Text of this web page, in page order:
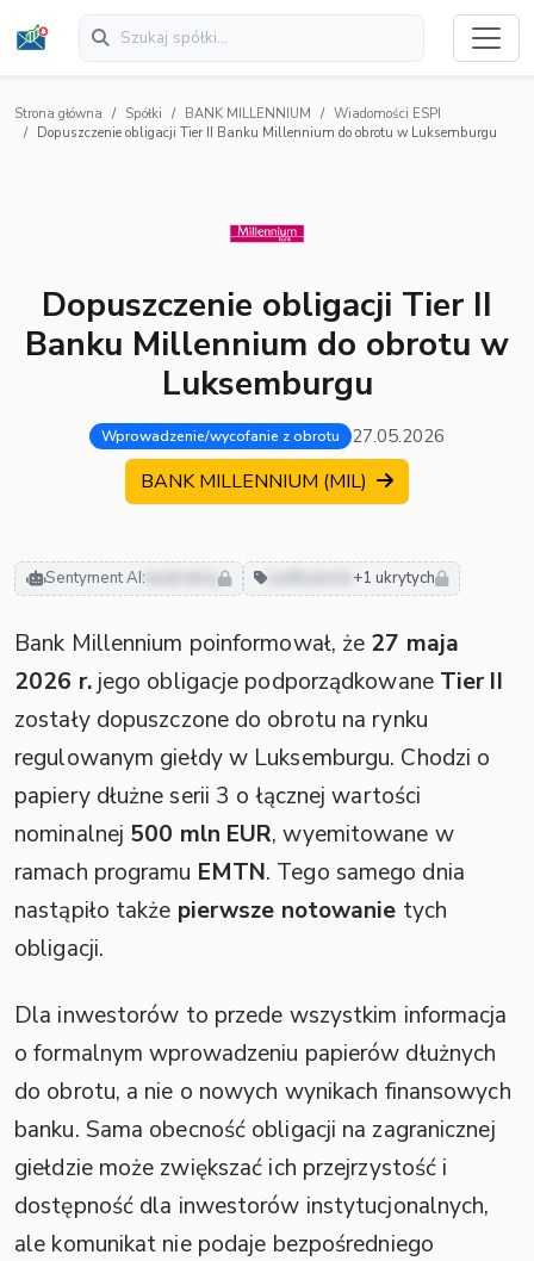
Strona główna Spółki BANK MILLENNIUM
Wiadomości ESPI
Dopuszczenie obligacji Tier II Banku Millennium do obrotu w Luksemburgu
Dopuszczenie obligacji Tier II
Banku Millennium do obrotu w
Luksemburgu
Wprowadzenie/wycofanie z obrotu 27.05.2026
BANK MILLENNIUM (MIL)
Sentyment AI: neutralny +1 ukrytych
Bank Millennium poinformował, że 27 maja
2026 r.jego obligacje podporządkowane Tier II
zostały dopuszczone do obrotu na rynku
regulowanym giełdy w Luksemburgu. Chodzi o
papiery dłużne serii 3 o łącznej wartości
nominalnej 500 mln EUR, wyemitowane w
ramach programu EMTN. Tego samego dnia
nastąpiło także pierwsze notowanie tych
obligacji.
Dla inwestorów to przede wszystkim informacja
o formalnym wprowadzeniu papierów dłużnych
do obrotu, a nie o nowych wynikach finansowych
banku. Sama obecność obligacji na zagranicznej
giełdzie może zwiększać ich przejrzystość i
dostępność dla inwestorów instytucjonalnych,
ale komunikat nie podaje bezpośredniego